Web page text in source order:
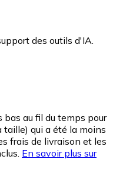
des outils d'IA.
au fil du temps pour
taille) qui a été la moins
frais de livraison et les
En savoir plus sur